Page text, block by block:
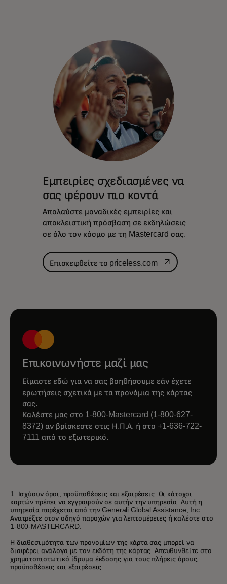
Εμπειρίες σχεδιασμένες να
σας φέρουν πιο κοντά
Απολαύστε μοναδικές εμπειρίες και
αποκλειστική πρόσβαση σε εκδηλώσεις
σε όλο τον κόσμο με τη Mastercard σας.
Επισκεφθείτε το priceless.comopens in a new tab
Επικοινωνήστε μαζί μας
Είμαστε εδώ για να σας βοηθήσουμε εάν έχετε
ερωτήσεις σχετικά με τα προνόμια της κάρτας
σας.
Καλέστε μας στο 1-800-Mastercard (1-800-627-
8372) αν βρίσκεστε στις Η.Π.Α. ή στο +1-636-722-
7111 από το εξωτερικό.
1. Ισχύουν όροι, προϋποθέσεις και εξαιρέσεις. Οι κάτοχοι
καρτών πρέπει να εγγραφούν σε αυτήν την υπηρεσία. Αυτή η
υπηρεσία παρέχεται από την Generali Global Assistance, Inc.
Ανατρέξτε στον οδηγό παροχών για λεπτομέρειες ή καλέστε στο
1-800-MASTERCARD.
Η διαθεσιμότητα των προνομίων της κάρτα σας μπορεί να
διαφέρει ανάλογα με τον εκδότη της κάρτας. Απευθυνθείτε στο
χρηματοπιστωτικό ίδρυμα έκδοσης για τους πλήρεις όρους,
προϋποθέσεις και εξαιρέσεις.